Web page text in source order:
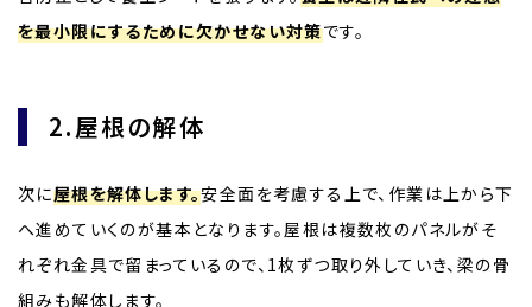
を最小限にするために欠かせない対策です。
2.屋根の解体
次に屋根を解体します。安全面を考慮する上で、作業は上から下
へ進めていくのが基本となります。屋根は複数枚のパネルがそ
れぞれ金具で留まっているので、1枚ずつ取り外していき、梁の骨
組みも解体します。